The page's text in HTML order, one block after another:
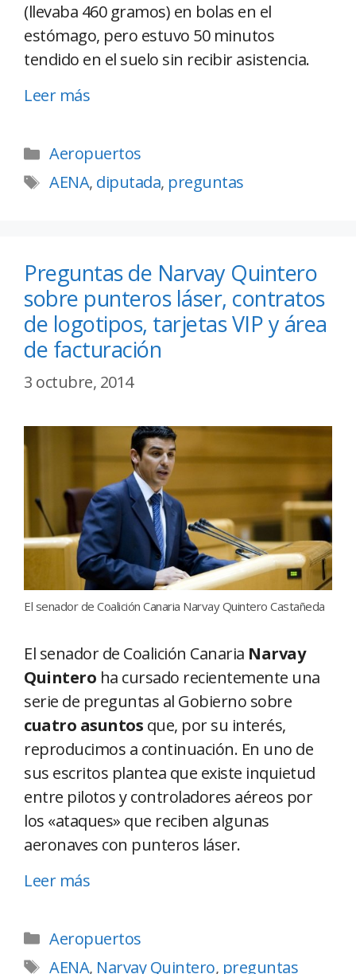
(llevaba 460 gramos) en bolas en el
estómago, pero estuvo 50 minutos
tendido en el suelo sin recibir asistencia.
Leer más
Aeropuertos
AENA, diputada, preguntas
Preguntas de Narvay Quintero
sobre punteros láser, contratos
de logotipos, tarjetas VIP y área
de facturación
3 octubre, 2014
El senador de Coalición Canaria Narvay Quintero Castañeda
El senador de Coalición Canaria Narvay
Quintero ha cursado recientemente una
serie de preguntas al Gobierno sobre
cuatro asuntos que, por su interés,
reproducimos a continuación. En uno de
sus escritos plantea que existe inquietud
entre pilotos y controladores aéreos por
los «ataques» que reciben algunas
aeronaves con punteros láser.
Leer más
Aeropuertos
AENA, Narvay Quintero, preguntas